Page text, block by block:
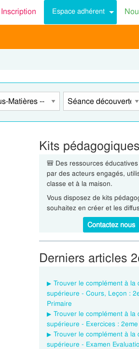
Inscription Espace adhérent
Kits
🎒 Des ressources
par des acteurs engagés,
classe et à la maison.
Vous disposez de kits
souhaitez en créer et les
Contactez nous
Derniers articles
Trouver le complément à la
supérieure - Cours, Leçon :
Primaire
Trouver le complément à la
supérieure - Exercices :
Trouver le complément à la
supérieure - Examen